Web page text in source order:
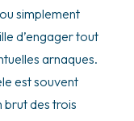
simplement
d’engager tout
arnaques.
est souvent
brut des trois